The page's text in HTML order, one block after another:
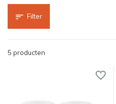
Filter
5 producten